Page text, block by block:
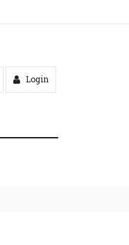
Login